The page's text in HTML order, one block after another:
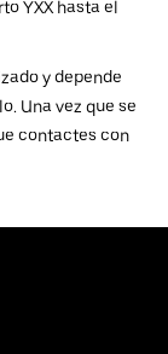
YXX hasta el
y depende
Una vez que se
contactes con